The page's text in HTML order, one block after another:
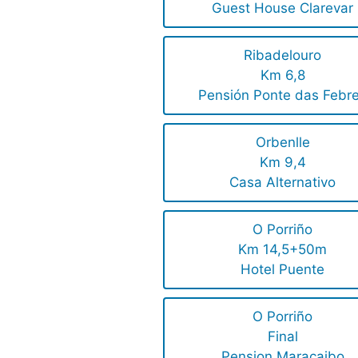
Guest House Clarevar
Ribadelouro
Km 6,8
Pensión Ponte das
Orbenlle
Km 9,4
Casa Alternativo
O Porriño
Km 14,5+50m
Hotel Puente
O Porriño
Final